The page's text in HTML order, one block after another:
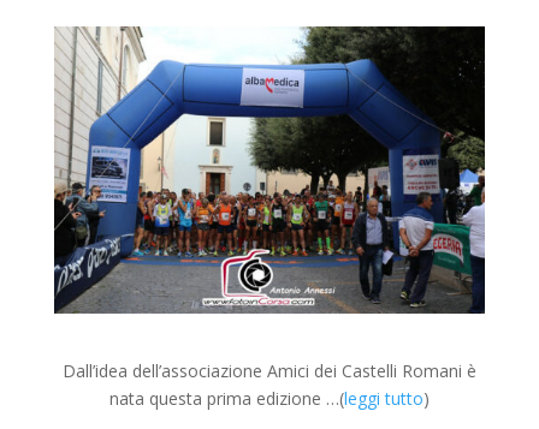
Dall’idea dell’associazione Amici dei Castelli Romani è
nata questa prima edizione …(leggi tutto)